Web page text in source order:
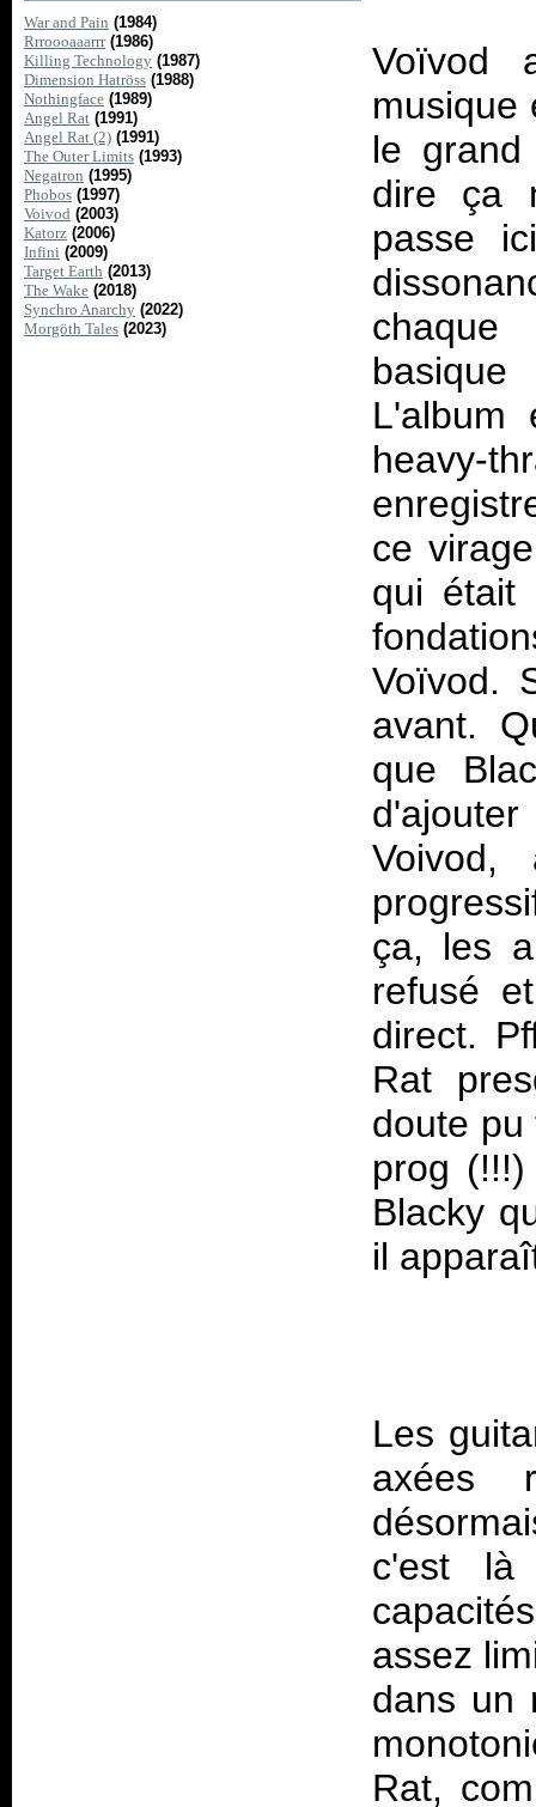
War and Pain (1984)
Rrroooaaarrr (1986)
Killing Technology (1987)
Dimension Hatröss (1988)
Nothingface (1989)
Angel Rat (1991)
Angel Rat (2) (1991)
The Outer Limits (1993)
Negatron (1995)
Phobos (1997)
Voivod (2003)
Katorz (2006)
Infini (2009)
Target Earth (2013)
The Wake (2018)
Synchro Anarchy (2022)
Morgöth Tales (2023)
Voïvod
musique
le
dire ça
passe
chaque
L'album
heavy-
ce
qui était
Voïvod.
avant.
que
ça, les
refusé
direct.
Rat
doute pu
prog
Blacky
Les
axées
c'est
assez
dans un
Rat,